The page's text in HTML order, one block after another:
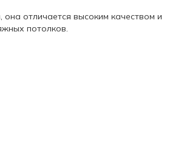
отличается высоким качеством и
потолков.